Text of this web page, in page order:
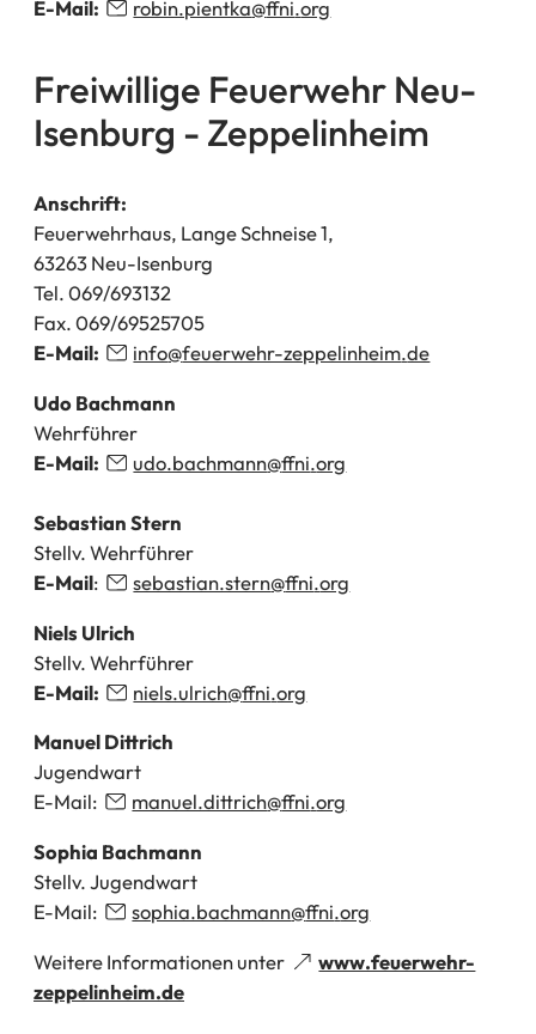
E-Mail: robin.pientka ffni org
Freiwillige Feuerwehr Neu-
Isenburg - Zeppelinheim
Anschrift:
Feuerwehrhaus, Lange Schneise 1,
63263 Neu-Isenburg
Tel. 069/693132
Fax. 069/69525705
E-Mail:
info feuerwehr-zeppelinheim de
Udo Bachmann
Wehrführer
E-Mail:
udo.bachmann ffni org
Sebastian Stern
Stellv. Wehrführer
E-Mail: sebastian.stern ffni org
Niels Ulrich
Stellv. Wehrführer
E-Mail:
niels.ulrich ffni org
Manuel Dittrich
Jugendwart
E-Mail:
manuel.dittrich ffni org
Sophia Bachmann
Stellv. Jugendwart
E-Mail:
sophia.bachmann ffni org
Weitere Informationenunter
www.feuerwehr-
zeppelinheim.de
(Öffnet